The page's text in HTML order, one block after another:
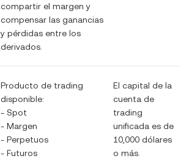
compartir el margen y
compensar las ganancias
y pérdidas entre los
derivados.
Producto de trading
disponible:
- Spot
- Margen
- Perpetuos
- Futuros
El capital de la
cuenta de
trading
unificada es de
10,000 dólares
o más.